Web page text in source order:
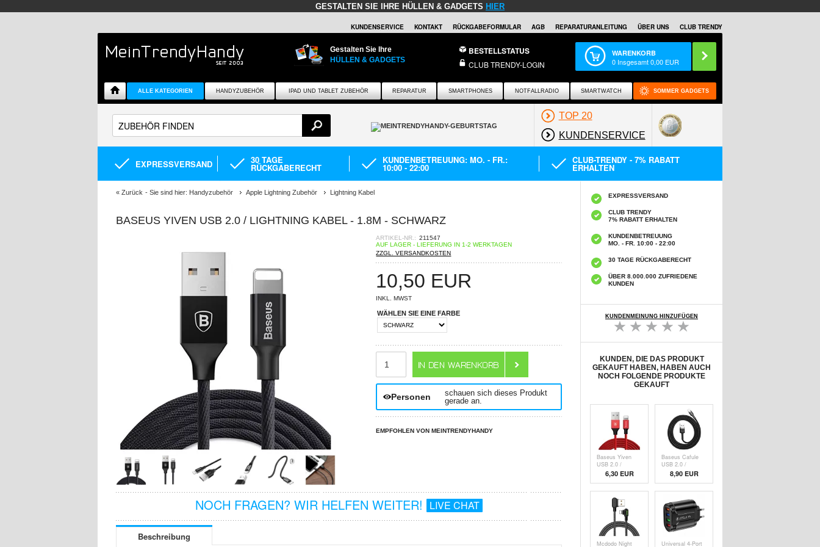
GESTALTEN SIE IHRE HÜLLEN & GADGETS HIER
KUNDENSERVICE KONTAKT RÜCKGABEFORMULAR AGB REPARATURANLEITUNG ÜBER UNS CLUB TRENDY
Gestalten Sie Ihre
HÜLLEN & GADGETS
BESTELLSTATUS
CLUB TRENDY-LOGIN
WARENKORB
0 Insgesamt0,00 EUR
ALLE KATEGORIEN HANDYZUBEHÖR IPAD UND TABLET ZUBEHÖR REPARATUR SMARTPHONES NOTFALLRADIO SMARTWATCH SOMMER GADGETS
TOP 20
KUNDENSERVICE
EXPRESSVERSAND 30 TAGE
RÜCKGABERECHT
KUNDENBETREUUNG: MO. - FR.:
10:00 - 22:00
CLUB-TRENDY - 7% RABATT
ERHALTEN
« Zurück - Sie sind hier: Handyzubehör Apple Lightning Zubehör Lightning Kabel
BASEUS YIVEN USB 2.0 / LIGHTNING KABEL - 1.8M - SCHWARZ
ARTIKEL-NR.: 211547
AUF LAGER - LIEFERUNG IN 1-2 WERKTAGEN
ZZGL. VERSANDKOSTEN
10,50 EUR
INKL. MWST
WÄHLEN SIE EINE FARBE
Personen
schauen sich dieses Produkt
gerade an.
EMPFOHLEN VON MEINTRENDYHANDY
NOCH FRAGEN? WIR HELFEN WEITER! LIVE CHAT
Beschreibung
EXPRESSVERSAND
CLUB TRENDY
7% RABATT ERHALTEN
KUNDENBETREUUNG
MO. - FR. 10:00 - 22:00
30 TAGE RÜCKGABERECHT
ÜBER 8.000.000 ZUFRIEDENE
KUNDEN
KUNDENMEINUNG HINZUFÜGEN
KUNDEN, DIE DAS PRODUKT
GEKAUFT HABEN, HABEN AUCH
NOCH FOLGENDE PRODUKTE
GEKAUFT
Baseus Yiven
USB 2.0 /
Lightning Kabel -
1.8m - Rot
6,30 EUR
Baseus Cafule
USB 2.0 /
Lightning Kabel -
1m - Schwarz /
Grau
8,90 EUR
Mcdodo Night
Universal 4-Port